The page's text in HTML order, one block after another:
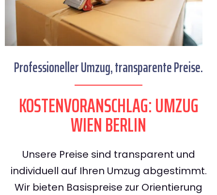
Professioneller Umzug, transparente Preise.
KOSTENVORANSCHLAG: UMZUG
WIEN BERLIN
Unsere Preise sind transparent und
individuell auf Ihren Umzug abgestimmt.
Wir bieten Basispreise zur Orientierung